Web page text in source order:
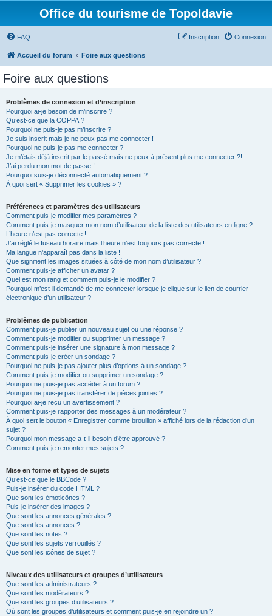
Office du tourisme de Topoldavie
FAQ Connexion
Inscription
Accueil du forum Foire aux questions
Foire aux questions
Problèmes de connexion et d’inscription
Pourquoi ai-je besoin de m’inscrire ?
Qu’est-ce que la COPPA ?
Pourquoi ne puis-je pas m’inscrire ?
Je suis inscrit mais je ne peux pas me connecter !
Pourquoi ne puis-je pas me connecter ?
Je m’étais déjà inscrit par le passé mais ne peux à présent plus me connecter ?!
J’ai perdu mon mot de passe !
Pourquoi suis-je déconnecté automatiquement ?
À quoi sert « Supprimer les cookies » ?
Préférences et paramètres des utilisateurs
Comment puis-je modifier mes paramètres ?
Comment puis-je masquer mon nom d’utilisateur de la liste des utilisateurs en ligne ?
L’heure n’est pas correcte !
J’ai réglé le fuseau horaire mais l’heure n’est toujours pas correcte !
Ma langue n’apparaît pas dans la liste !
Que signifient les images situées à côté de mon nom d’utilisateur ?
Comment puis-je afficher un avatar ?
Quel est mon rang et comment puis-je le modifier ?
Pourquoi m’est-il demandé de me connecter lorsque je clique sur le lien de courrier
électronique d’un utilisateur ?
Problèmes de publication
Comment puis-je publier un nouveau sujet ou une réponse ?
Comment puis-je modifier ou supprimer un message ?
Comment puis-je insérer une signature à mon message ?
Comment puis-je créer un sondage ?
Pourquoi ne puis-je pas ajouter plus d’options à un sondage ?
Comment puis-je modifier ou supprimer un sondage ?
Pourquoi ne puis-je pas accéder à un forum ?
Pourquoi ne puis-je pas transférer de pièces jointes ?
Pourquoi ai-je reçu un avertissement ?
Comment puis-je rapporter des messages à un modérateur ?
À quoi sert le bouton « Enregistrer comme brouillon » affiché lors de la rédaction d’un
sujet ?
Pourquoi mon message a-t-il besoin d’être approuvé ?
Comment puis-je remonter mes sujets ?
Mise en forme et types de sujets
Qu’est-ce que le BBCode ?
Puis-je insérer du code HTML ?
Que sont les émoticônes ?
Puis-je insérer des images ?
Que sont les annonces générales ?
Que sont les annonces ?
Que sont les notes ?
Que sont les sujets verrouillés ?
Que sont les icônes de sujet ?
Niveaux des utilisateurs et groupes d’utilisateurs
Que sont les administrateurs ?
Que sont les modérateurs ?
Que sont les groupes d’utilisateurs ?
Où sont les groupes d’utilisateurs et comment puis-je en rejoindre un ?